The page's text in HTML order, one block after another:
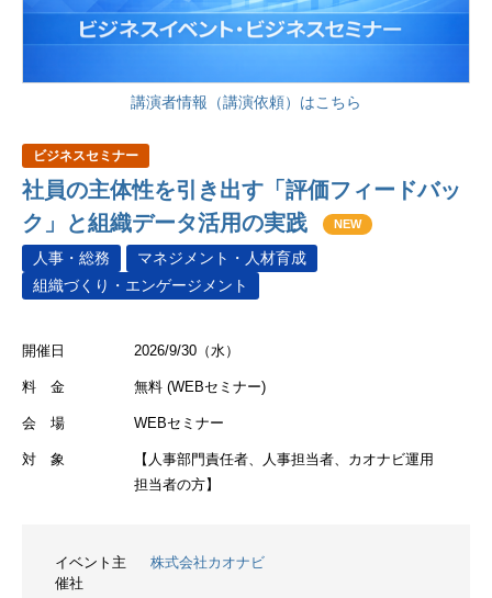
講演者情報（講演依頼）はこちら
ビジネスセミナー
社員の主体性を引き出す「評価フィードバッ
ク」と組織データ活用の実践
NEW
人事・総務
マネジメント・人材育成
組織づくり・エンゲージメント
開催日 2026/9/30（水）
料 金 無料 (WEBセミナー)
会 場 WEBセミナー
対 象
【人事部門責任者、人事担当者、カオナビ運用
担当者の方】
イベント主
催社
株式会社カオナビ